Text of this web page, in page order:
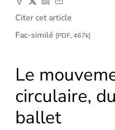
Citer cet article
Fac-similé [PDF, 467k]
Le
circulaire,
ballet